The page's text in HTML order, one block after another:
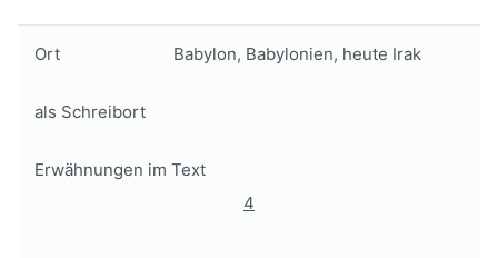
Ort Babylon, Babylonien, heute Irak
als Schreibort
Erwähnungen im Text
4